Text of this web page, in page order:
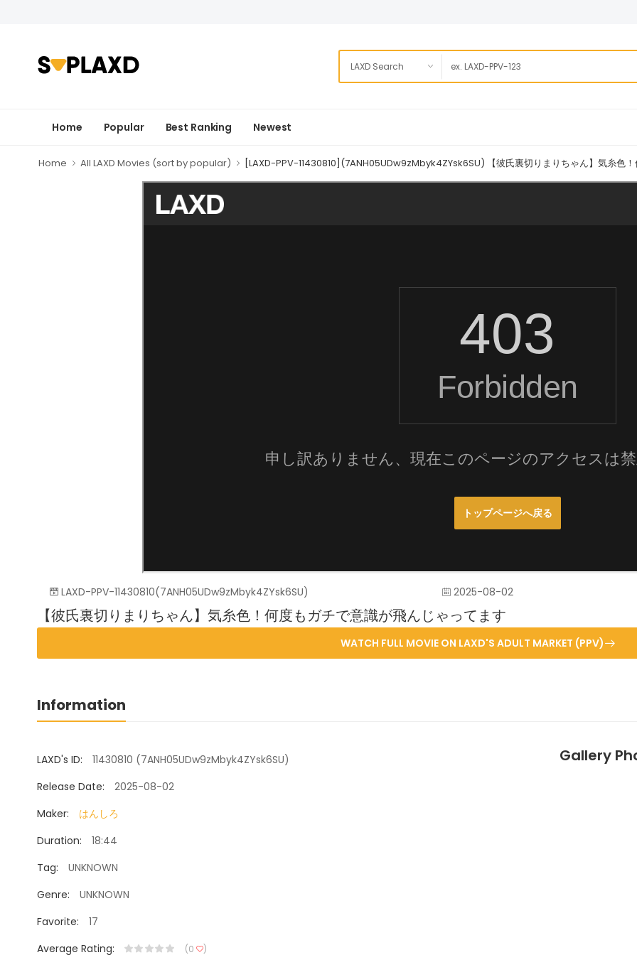
Home Popular Best Ranking Newest
Home All LAXD Movies (sort by popular) [LAXD-PPV-11430810](7ANH05UDw9zMbyk4ZYsk6SU) 【彼氏裏切りまりちゃん】気糸色
LAXD-PPV-11430810(7ANH05UDw9zMbyk4ZYsk6SU) 2025-08-02
【彼氏裏切りまりちゃん】気糸色！何度もガチで意識が飛んじゃってます
WATCH FULL MOVIE ON LAXD'S ADULT MARKET (PPV)
Information
LAXD's ID:
11430810 (7ANH05UDw9zMbyk4ZYsk6SU)
Release Date:
2025-08-02
Maker:
はんしろ
Duration:
18:44
Tag:
UNKNOWN
Genre:
UNKNOWN
Favorite:
17
Average Rating:
(0 )
Gallery